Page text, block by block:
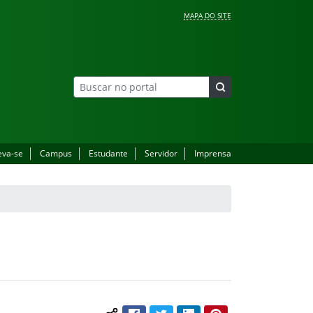
MAPA DO SITE
se Campus Estudante Servidor Imprensa